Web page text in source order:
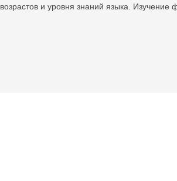
возрастов и уровня знаний языка.